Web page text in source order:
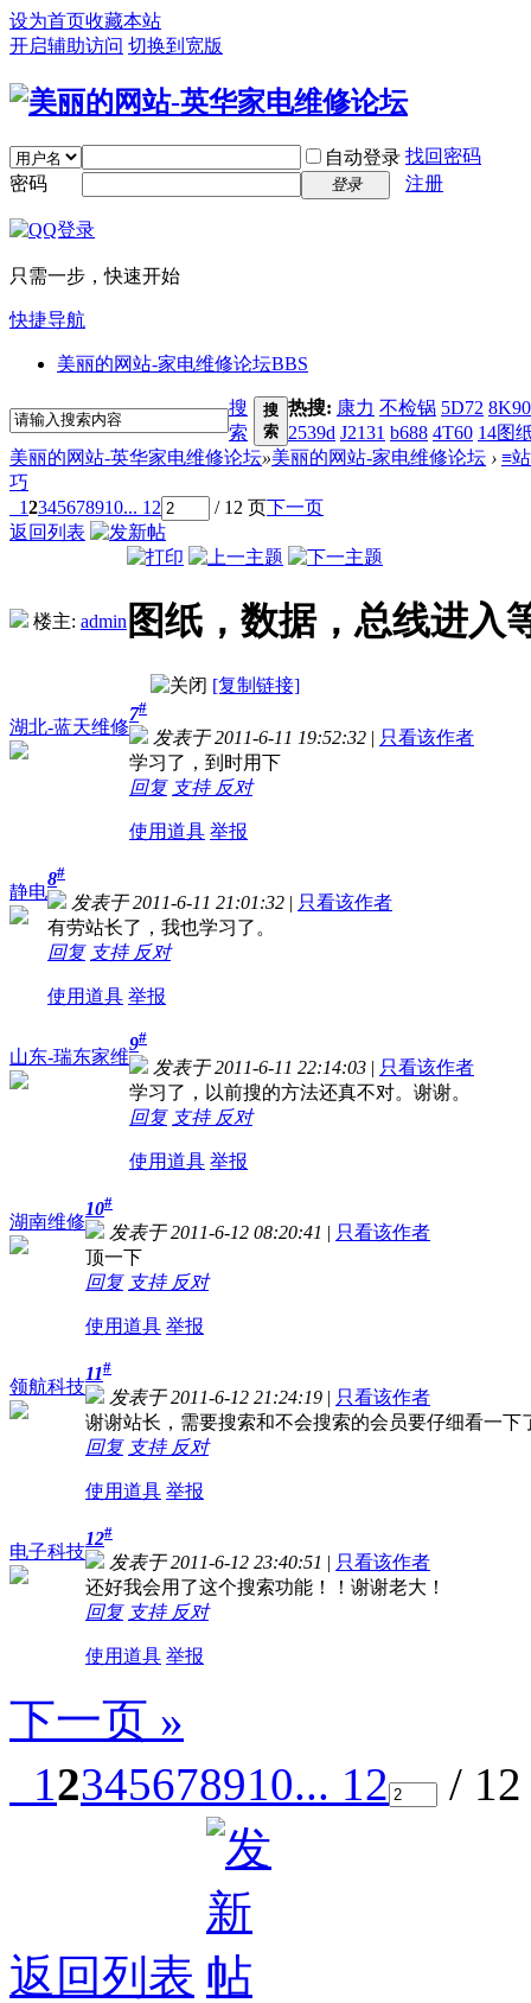
设为首页收藏本站
开启辅助访问 切换到宽版
自动登录 找回密码
密码
登录 注册
只需一步，快速开始
快捷导航
美丽的网站-家电维修论坛BBS
搜
索
搜
索
热搜: 康力 不检锅 5D72 8K90
2539d J2131 b688 4T60 14图
美丽的网站-英华家电维修论坛»美丽的网站-家电维修论坛 › ≡
巧
12345678910... 12 / 12 页下一页
返回列表
楼主: admin 图纸，数据，总线进入
[复制链接]
湖北-蓝天维修
7#
发表于 2011-6-11 19:52:32 | 只看该作者
学习了，到时用下
回复 支持 反对
使用道具 举报
静电
8#
发表于 2011-6-11 21:01:32 | 只看该作者
有劳站长了，我也学习了。
回复 支持 反对
使用道具 举报
山东-瑞东家维
9#
发表于 2011-6-11 22:14:03 | 只看该作者
学习了，以前搜的方法还真不对。谢谢。
回复 支持 反对
使用道具 举报
湖南维修
10#
发表于 2011-6-12 08:20:41 | 只看该作者
顶一下
回复 支持 反对
使用道具 举报
领航科技
11#
发表于 2011-6-12 21:24:19 | 只看该作者
谢谢站长，需要搜索和不会搜索的会员要仔细看一下
回复 支持 反对
使用道具 举报
电子科技
12#
发表于 2011-6-12 23:40:51 | 只看该作者
还好我会用了这个搜索功能！！谢谢老大！
回复 支持 反对
使用道具 举报
下一页 »
12345678910... 12 /
返回列表